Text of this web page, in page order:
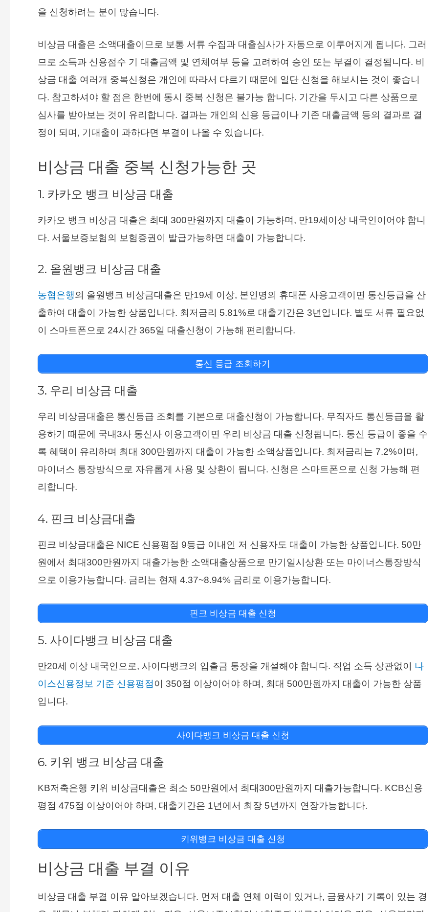
을 신청하려는 분이 많습니다.
비상금 대출은 소액대출이므로 보통 서류 수집과 대출심사가 자동으로 이루어지게 됩니다. 그러
므로 소득과 신용점수 기 대출금액 및 연체여부 등을 고려하여 승인 또는 부결이 결정됩니다. 비
상금 대출 여러개 중복신청은 개인에 따라서 다르기 때문에 일단 신청을 해보시는 것이 좋습니
다. 참고하셔야 할 점은 한번에 동시 중복 신청은 불가능 합니다. 기간을 두시고 다른 상품으로
심사를 받아보는 것이 유리합니다. 결과는 개인의 신용 등급이나 기존 대출금액 등의 결과로 결
정이 되며, 기대출이 과하다면 부결이 나올 수 있습니다.
비상금 대출 중복 신청가능한 곳
1. 카카오 뱅크 비상금 대출
카카오 뱅크 비상금 대출은 최대 300만원까지 대출이 가능하며, 만19세이상 내국인이어야 합니
다. 서울보증보험의 보험증권이 발급가능하면 대출이 가능합니다.
2. 올원뱅크 비상금 대출
농협은행의 올원뱅크 비상금대출은 만19세 이상, 본인명의 휴대폰 사용고객이면 통신등급을 산
출하여 대출이 가능한 상품입니다. 최저금리 5.81%로 대출기간은 3년입니다. 별도 서류 필요없
이 스마트폰으로 24시간 365일 대출신청이 가능해 편리합니다.
통신 등급 조회하기
3. 우리 비상금 대출
우리 비상금대출은 통신등급 조회를 기본으로 대출신청이 가능합니다. 무직자도 통신등급을 활
용하기 때문에 국내3사 통신사 이용고객이면 우리 비상금 대출 신청됩니다. 통신 등급이 좋을 수
록 혜택이 유리하며 최대 300만원까지 대출이 가능한 소액상품입니다. 최저금리는 7.2%이며,
마이너스 통장방식으로 자유롭게 사용 및 상환이 됩니다. 신청은 스마트폰으로 신청 가능해 편
리합니다.
4. 핀크 비상금대출
핀크 비상금대출은 NICE 신용평점 9등급 이내인 저 신용자도 대출이 가능한 상품입니다. 50만
원에서 최대300만원까지 대출가능한 소액대출상품으로 만기일시상환 또는 마이너스통장방식
으로 이용가능합니다. 금리는 현재 4.37~8.94% 금리로 이용가능합니다.
핀크 비상금 대출 신청
5. 사이다뱅크 비상금 대출
만20세 이상 내국인으로, 사이다뱅크의 입출금 통장을 개설해야 합니다. 직업 소득 상관없이 나
이스신용정보 기준 신용평점 이 350점 이상이어야 하며, 최대 500만원까지 대출이 가능한 상품
입니다.
사이다뱅크 비상금 대출 신청
6. 키위 뱅크 비상금 대출
KB저축은행 키위 비상금대출은 최소 50만원에서 최대300만원까지 대출가능합니다. KCB신용
평점 475점 이상이어야 하며, 대출기간은 1년에서 최장 5년까지 연장가능합니다.
키위뱅크 비상금 대출 신청
비상금 대출 부결 이유
비상금 대출 부결 이유 알아보겠습니다. 먼저 대출 연체 이력이 있거나, 금융사기 기록이 있는 경